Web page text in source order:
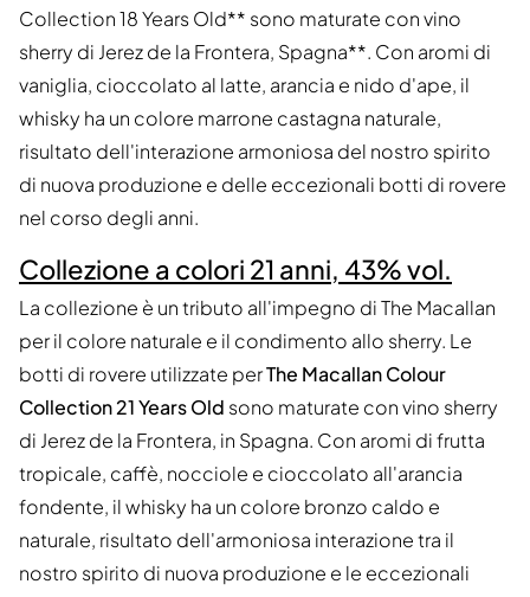
Collection 18 Years Old** sono maturate con vino
sherry di Jerez de la Frontera, Spagna**. Con aromi di
vaniglia, cioccolato al latte, arancia e nido d'ape, il
whisky ha un colore marrone castagna naturale,
risultato dell'interazione armoniosa del nostro spirito
di nuova produzione e delle eccezionali botti di rovere
nel corso degli anni.
Collezione a colori 21 anni, 43% vol.
La collezione è un tributo all'impegno di The Macallan
per il colore naturale e il condimento allo sherry. Le
botti di rovere utilizzate perThe Macallan Colour
Collection 21 Years Old sono maturate con vino sherry
di Jerez de la Frontera, in Spagna. Con aromi di frutta
tropicale, caffè, nocciole e cioccolato all'arancia
fondente, il whisky ha un colore bronzo caldo e
naturale, risultato dell'armoniosa interazione tra il
nostro spirito di nuova produzione e le eccezionali